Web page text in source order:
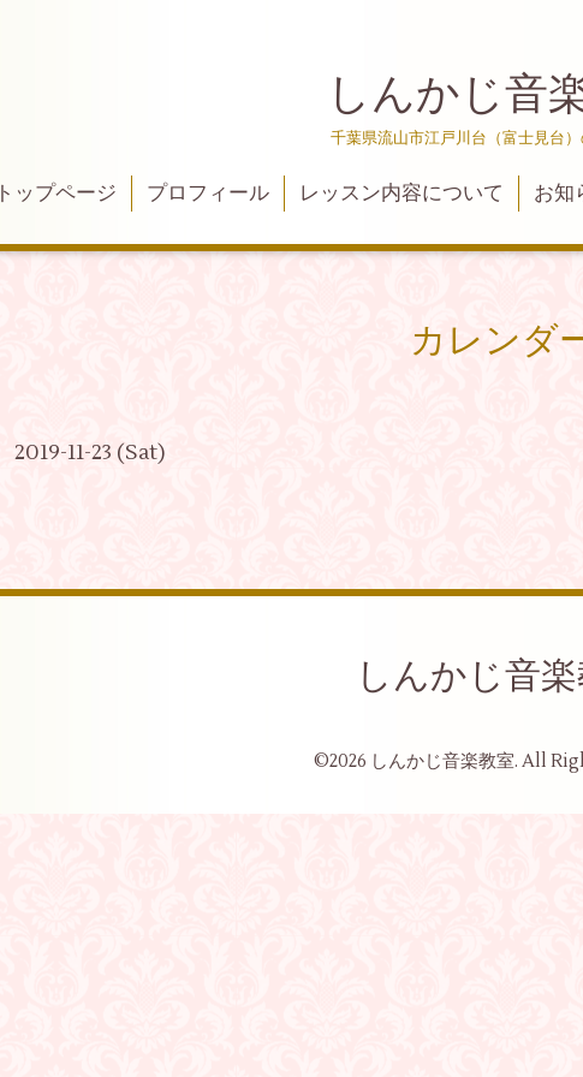
しんかじ音
千葉県流山市江戸川台（富士見台
トップページ プロフィール レッスン内容について お知
カレンダ
2019-11-23 (Sat)
しんかじ音
©2026 しんかじ音楽教室. All